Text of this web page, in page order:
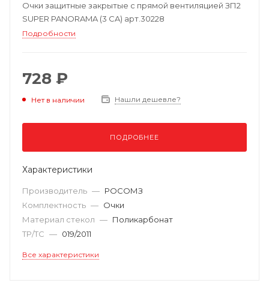
Очки защитные закрытые с прямой вентиляцией ЗП2
SUPER PANORAMA (3 CA) арт.30228
Подробности
728 ₽
Нет в наличии Нашли дешевле?
ПОДРОБНЕЕ
Характеристики
Производитель — РОСОМЗ
Комплектность — Очки
Материал стекол — Поликарбонат
ТР/ТС — 019/2011
Все характеристики